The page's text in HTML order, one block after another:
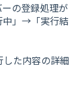
の登録処理が
中」→「実行結
した内容の詳細